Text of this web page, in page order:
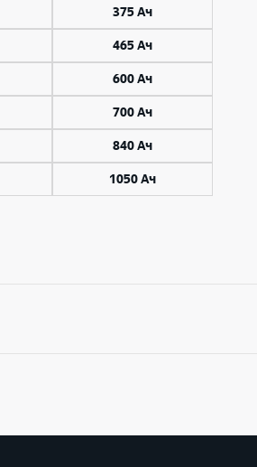
375 Ач
465 Ач
600 Ач
700 Ач
840 Ач
1050 Ач